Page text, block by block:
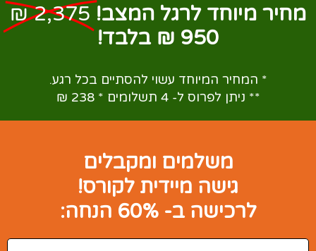
מחיר מיוחד לרגל המצב! 2,375 ₪
950 ₪ בלבד!
* המחיר המיוחד עשוי להסתיים בכל רגע.
** ניתן לפרוס ל- 4 תשלומים * 238 ₪
משלמים ומקבלים
גישה מיידית לקורס!
לרכישה ב- 60% הנחה: